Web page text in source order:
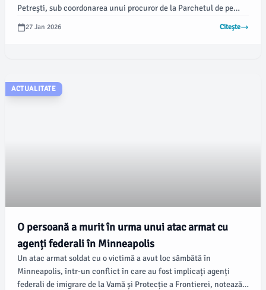
Petrești, sub coordonarea unui procuror de la Parchetul de pe
lângă Judecătoria Găești, fiind investigat pentru infracțiunea de
violență în familie, notează damboviteanul.com.
27 Jan 2026 Citește
ACTUALITATE
O persoană a murit în urma unui atac armat cu
agenți federali în Minneapolis
Un atac armat soldat cu o victimă a avut loc sâmbătă în
Minneapolis, într-un conflict în care au fost implicați agenți
federali de imigrare de la Vamă și Protecție a Frontierei, notează